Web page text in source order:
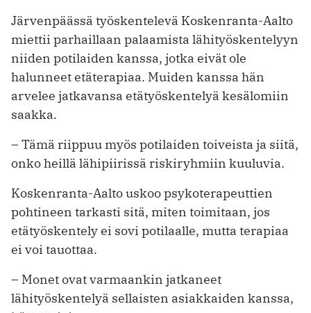
Järvenpäässä työskentelevä Koskenranta-Aalto
miettii parhaillaan palaamista lähityöskentelyyn
niiden potilaiden kanssa, jotka eivät ole
halunneet etäterapiaa. Muiden kanssa hän
arvelee jatkavansa etätyöskentelyä kesälomiin
saakka.
– Tämä riippuu myös potilaiden toiveista ja siitä,
onko heillä lähipiirissä riskiryhmiin kuuluvia.
Koskenranta-Aalto uskoo psykoterapeuttien
pohtineen tarkasti sitä, miten toimitaan, jos
etätyöskentely ei sovi potilaalle, mutta terapiaa
ei voi tauottaa.
– Monet ovat varmaankin jatkaneet
lähityöskentelyä sellaisten asiakkaiden kanssa,